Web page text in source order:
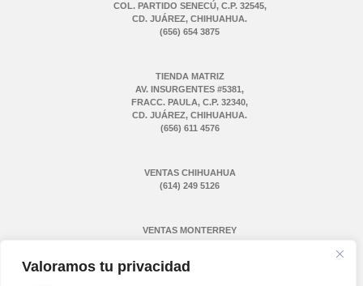
Valoramos tu privacidad
COL. PARTIDO SENECÚ, C.P. 32545,
CD. JUÁREZ, CHIHUAHUA.
(656) 654 3875
TIENDA MATRIZ
AV. INSURGENTES #5381,
FRACC. PAULA, C.P. 32340,
CD. JUÁREZ, CHIHUAHUA.
(656) 611 4576
VENTAS CHIHUAHUA
(614) 249 5126
VENTAS MONTERREY